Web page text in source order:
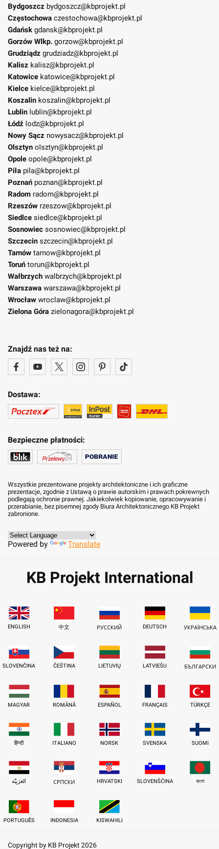
Bydgoszcz bydgoszcz@kbprojekt.pl
Częstochowa czestochowa@kbprojekt.pl
Gdańsk gdansk@kbprojekt.pl
Gorzów Wlkp. gorzow@kbprojekt.pl
Grudziądz grudziadz@kbprojekt.pl
Kalisz kalisz@kbprojekt.pl
Katowice katowice@kbprojekt.pl
Kielce kielce@kbprojekt.pl
Koszalin koszalin@kbprojekt.pl
Lublin lublin@kbprojekt.pl
Łódź lodz@kbprojekt.pl
Nowy Sącz nowysacz@kbprojekt.pl
Olsztyn olsztyn@kbprojekt.pl
Opole opole@kbprojekt.pl
Piła pila@kbprojekt.pl
Poznań poznan@kbprojekt.pl
Radom radom@kbprojekt.pl
Rzeszów rzeszow@kbprojekt.pl
Siedlce siedlce@kbprojekt.pl
Sosnowiec sosnowiec@kbprojekt.pl
Szczecin szczecin@kbprojekt.pl
Tarnów tarnow@kbprojekt.pl
Toruń torun@kbprojekt.pl
Wałbrzych walbrzych@kbprojekt.pl
Warszawa warszawa@kbprojekt.pl
Wrocław wroclaw@kbprojekt.pl
Zielona Góra zielonagora@kbprojekt.pl
Znajdź nas też na:
Dostawa:
Bezpieczne płatności:
Wszystkie prezentowane projekty architektoniczne i ich graficzne
prezentacje, zgodnie z Ustawą o prawie autorskim i prawach pokrewnych
podlegają ochronie prawnej. Jakiekolwiek kopiowanie, opracowywanie i
przerabianie, bez pisemnej zgody Biura Architektonicznego KB Projekt
zabronione.
Powered by Translate
KB Projekt International
ENGLISH 中文 РУССКИЙ DEUTSCH УКРАЇНСЬКА
SLOVENČINA ČEŠTINA LIETUVIŲ LATVIEŠU БЪЛГАРСКИ
MAGYAR ROMÂNĂ ESPAÑOL FRANÇAIS TÜRKÇE
हिन्दी ITALIANO NORSK SVENSKA SUOMI
العَرَبِيَّة СРПСКИ HRVATSKI SLOVENŠČINA বাংলা
PORTUGUÊS INDONESIA KISWAHILI
Copyright by KB Projekt 2026